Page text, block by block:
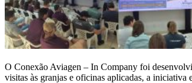
O Conexão Aviagen – In Company foi
visitas às granjas e oficinas aplicadas, a